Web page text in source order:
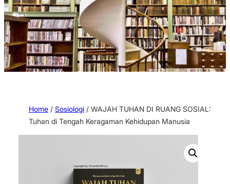
Home / Sosiologi / WAJAH TUHAN DI RUANG SOSIAL:
Tuhan di Tengah Keragaman Kehidupan Manusia